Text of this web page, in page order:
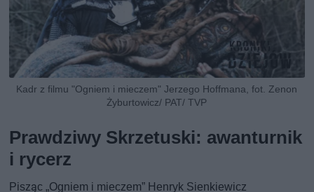
Kadr z filmu "Ogniem i mieczem" Jerzego Hoffmana, fot. Zenon
Żyburtowicz/ PAT/ TVP
Prawdziwy Skrzetuski: awanturnik
i rycerz
Pisząc „Ogniem i mieczem” Henryk Sienkiewicz